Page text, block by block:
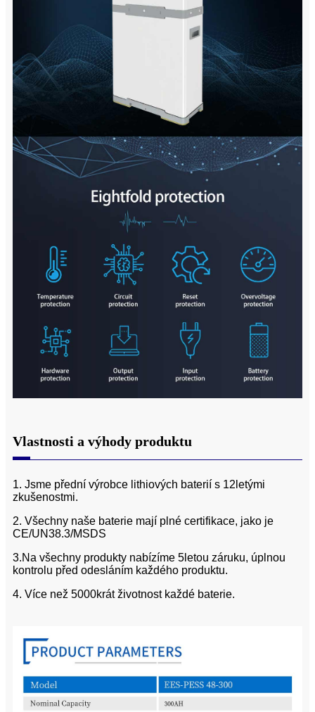
Vlastnosti a výhody produktu
1. Jsme přední výrobce lithiových baterií s 12letými
zkušenostmi.
2. Všechny naše baterie mají plné certifikace, jako je
CE/UN38.3/MSDS
3.Na všechny produkty nabízíme 5letou záruku, úplnou
kontrolu před odesláním každého produktu.
4. Více než 5000krát životnost každé baterie.